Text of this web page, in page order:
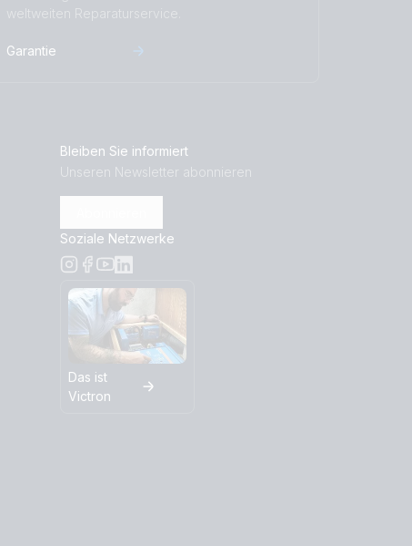
weltweiten Reparaturservice.
Garantie
Bleiben Sie informiert
Unseren Newsletter abonnieren
Soziale Netzwerke
Das ist
Victron